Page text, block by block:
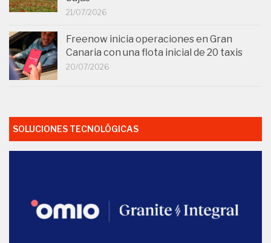
21/07/2026
Freenow inicia operaciones en Gran
Canaria con una flota inicial de 20 taxis
20/07/2026
SOLUCIONES TECNOLÓGICAS